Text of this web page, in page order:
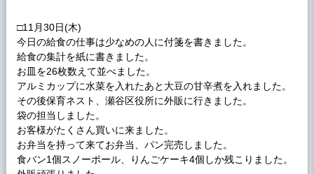
□11月30日(木)
今日の給食の仕事は少なめの人に付箋を書きました。
給食の集計を紙に書きました。
お皿を26枚数えて並べました。
アルミカップに水菜を入れたあと大豆の甘辛煮を入れました。
その後保育ネスト、瀬谷区役所に外販に行きました。
袋の担当しました。
お客様がたくさん買いに来ました。
お弁当を持って来てお弁当、パン完売しました。
食バン1個スノーポール、りんごケーキ4個しか残こりました。